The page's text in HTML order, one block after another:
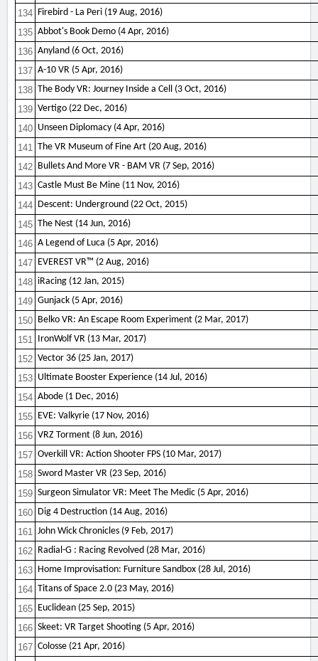
134 Firebird - La Peri (19 Aug, 2016)
135 Abbot's Book Demo (4 Apr, 2016)
136 Anyland (6 Oct, 2016)
137 A-10 VR (5 Apr, 2016)
138 The Body VR: Journey Inside a Cell (3 Oct, 2016)
139 Vertigo (22 Dec, 2016)
140 Unseen Diplomacy (4 Apr, 2016)
141 The VR Museum of Fine Art (20 Aug, 2016)
142 Bullets And More VR - BAM VR (7 Sep, 2016)
143 Castle Must Be Mine (11 Nov, 2016)
144 Descent: Underground (22 Oct, 2015)
145 The Nest (14 Jun, 2016)
146 A Legend of Luca (5 Apr, 2016)
147 EVEREST VR™ (2 Aug, 2016)
148 iRacing (12 Jan, 2015)
149 Gunjack (5 Apr, 2016)
150 Belko VR: An Escape Room Experiment (2 Mar, 2017)
151 IronWolf VR (13 Mar, 2017)
152 Vector 36 (25 Jan, 2017)
153 Ultimate Booster Experience (14 Jul, 2016)
154 Abode (1 Dec, 2016)
155 EVE: Valkyrie (17 Nov, 2016)
156 VRZ Torment (8 Jun, 2016)
157 Overkill VR: Action Shooter FPS (10 Mar, 2017)
158 Sword Master VR (23 Sep, 2016)
159 Surgeon Simulator VR: Meet The Medic (5 Apr, 2016)
160 Dig 4 Destruction (14 Aug, 2016)
161 John Wick Chronicles (9 Feb, 2017)
162 Radial-G : Racing Revolved (28 Mar, 2016)
163 Home Improvisation: Furniture Sandbox (28 Jul, 2016)
164 Titans of Space 2.0 (23 May, 2016)
165 Euclidean (25 Sep, 2015)
166 Skeet: VR Target Shooting (5 Apr, 2016)
167 Colosse (21 Apr, 2016)